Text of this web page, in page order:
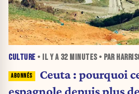
CULTURE • IL Y A 32 MINUTES• PAR
Ceuta : pourquoi